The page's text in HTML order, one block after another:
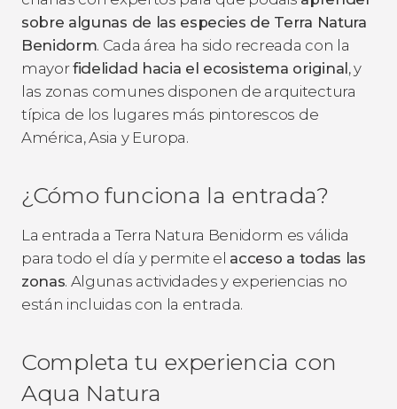
sobre algunas de las especies de Terra Natura
Benidorm. Cada área ha sido recreada con la
mayorfidelidad hacia el ecosistema original, y
las zonas comunes disponen de arquitectura
típica de los lugares más pintorescos de
América, Asia y Europa.
¿Cómo funciona la entrada?
La entrada a Terra Natura Benidorm es válida
para todo el día y permite el acceso a todas las
zonas. Algunas actividades y experiencias no
están incluidas con la entrada.
Completa tu experiencia con
Aqua Natura